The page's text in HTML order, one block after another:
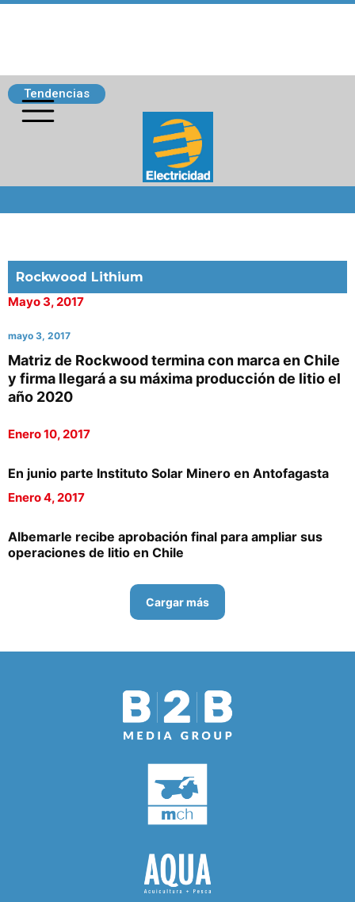
Tendencias
Rockwood Lithium
Mayo 3, 2017
mayo 3, 2017
Matriz de Rockwood termina con marca en Chile
y firma llegará a su máxima producción de litio el
año 2020
Enero 10, 2017
En junio parte Instituto Solar Minero en Antofagasta
Enero 4, 2017
Albemarle recibe aprobación final para ampliar sus
operaciones de litio en Chile
Cargar más